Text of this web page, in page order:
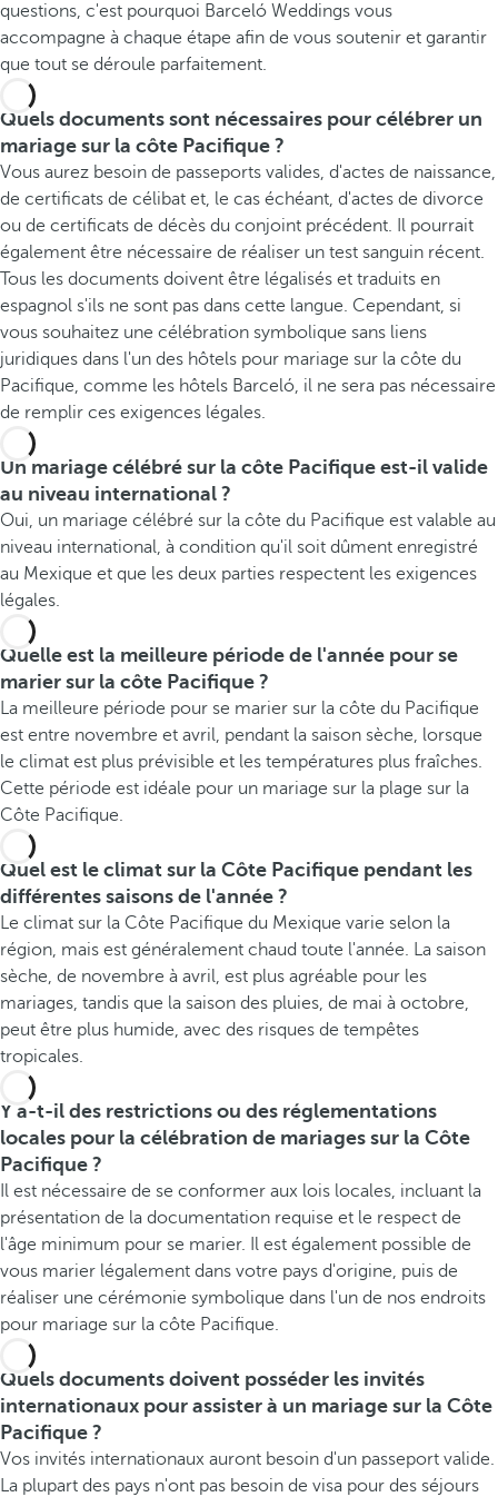
questions, c'est pourquoi Barceló Weddings vous
accompagne à chaque étape afin de vous soutenir et garantir
que tout se déroule parfaitement.
Quels documents sont nécessaires pour célébrer un
mariage sur la côte Pacifique ?
Vous aurez besoin de passeports valides, d'actes de naissance,
de certificats de célibat et, le cas échéant, d'actes de divorce
ou de certificats de décès du conjoint précédent. Il pourrait
également être nécessaire de réaliser un test sanguin récent.
Tous les documents doivent être légalisés et traduits en
espagnol s'ils ne sont pas dans cette langue. Cependant, si
vous souhaitez une célébration symbolique sans liens
juridiques dans l'un des hôtels pour mariage sur la côte du
Pacifique, comme les hôtels Barceló, il ne sera pas nécessaire
de remplir ces exigences légales.
Un mariage célébré sur la côte Pacifique est-il valide
au niveau international ?
Oui, un mariage célébré sur la côte du Pacifique est valable au
niveau international, à condition qu'il soit dûment enregistré
au Mexique et que les deux parties respectent les exigences
légales.
Quelle est la meilleure période de l'année pour se
marier sur la côte Pacifique ?
La meilleure période pour se marier sur la côte du Pacifique
est entre novembre et avril, pendant la saison sèche, lorsque
le climat est plus prévisible et les températures plus fraîches.
Cette période est idéale pour un mariage sur la plage sur la
Côte Pacifique.
Quel est le climat sur la Côte Pacifique pendant les
différentes saisons de l'année ?
Le climat sur la Côte Pacifique du Mexique varie selon la
région, mais est généralement chaud toute l'année. La saison
sèche, de novembre à avril, est plus agréable pour les
mariages, tandis que la saison des pluies, de mai à octobre,
peut être plus humide, avec des risques de tempêtes
tropicales.
Y a-t-il des restrictions ou des réglementations
locales pour la célébration de mariages sur la Côte
Pacifique ?
Il est nécessaire de se conformer aux lois locales, incluant la
présentation de la documentation requise et le respect de
l'âge minimum pour se marier. Il est également possible de
vous marier légalement dans votre pays d'origine, puis de
réaliser une cérémonie symbolique dans l'un de nos endroits
pour mariage sur la côte Pacifique.
Quels documents doivent posséder les invités
internationaux pour assister à un mariage sur la Côte
Pacifique ?
Vos invités internationaux auront besoin d'un passeport valide.
La plupart des pays n'ont pas besoin de visa pour des séjours